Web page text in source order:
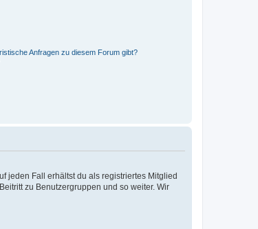
Anfragen zu diesem Forum gibt?
jeden Fall erhältst du als registriertes Mitglied
zu Benutzergruppen und so weiter. Wir